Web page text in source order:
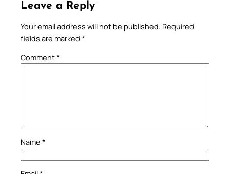
Leave a Reply
Your email address will not be published. Required
fields are marked *
Comment*
Name *